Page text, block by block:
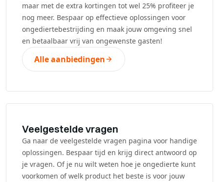
maar met de extra kortingen tot wel 25% profiteer je
nog meer. Bespaar op effectieve oplossingen voor
ongediertebestrijding en maak jouw omgeving snel
en betaalbaar vrij van ongewenste gasten!
Alle aanbiedingen
Veelgestelde vragen
Ga naar de veelgestelde vragen pagina voor handige
oplossingen. Bespaar tijd en krijg direct antwoord op
je vragen. Of je nu wilt weten hoe je ongedierte kunt
voorkomen of welk product het beste is voor jouw